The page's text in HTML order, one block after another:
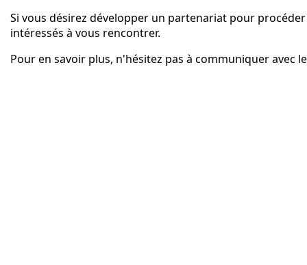
Si vous désirez développer un partenariat pour
intéressés à vous rencontrer.
Pour en savoir plus, n'hésitez pas à communiquer avec